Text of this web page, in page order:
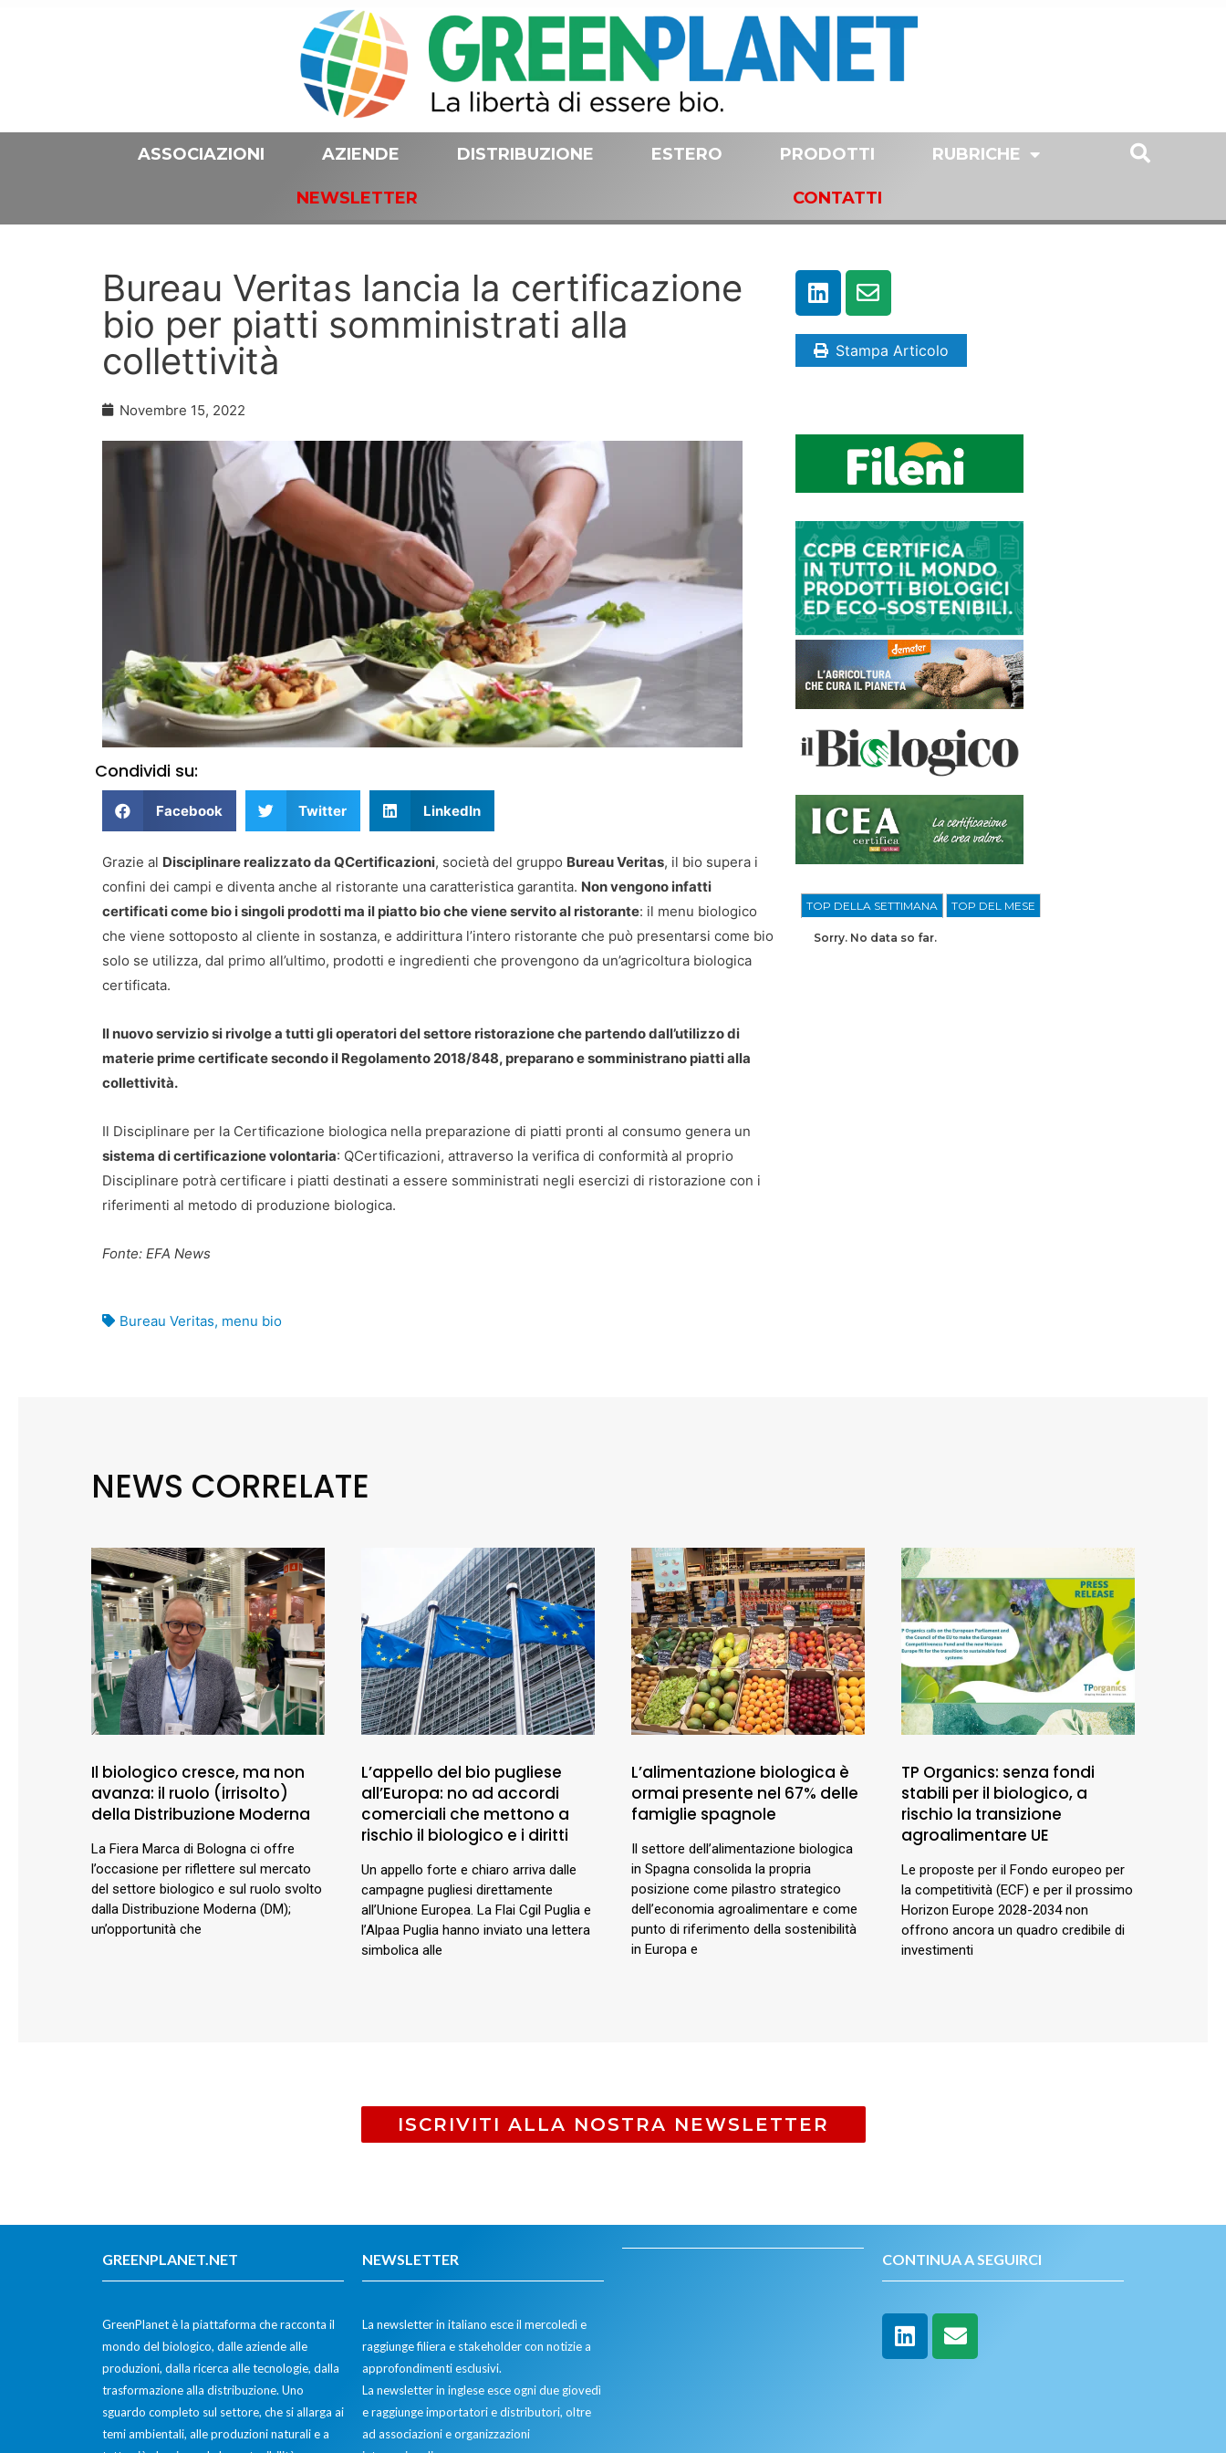
ASSOCIAZIONI AZIENDE DISTRIBUZIONE ESTERO PRODOTTI RUBRICHE
NEWSLETTER CONTATTI
Bureau Veritas lancia la certificazione
bio per piatti somministrati alla
collettività
Novembre 15, 2022
Condividi su:
Facebook Twitter LinkedIn
Grazie al Disciplinare realizzato da QCertificazioni, società del gruppo Bureau Veritas, il bio supera i
confini dei campi e diventa anche al ristorante una caratteristica garantita. Non vengono infatti
certificati come bio i singoli prodotti ma il piatto bio che viene servito al ristorante: il menu biologico
che viene sottoposto al cliente in sostanza, e addirittura l’intero ristorante che può presentarsi come bio
solo se utilizza, dal primo all’ultimo, prodotti e ingredienti che provengono da un’agricoltura biologica
certificata.
Il nuovo servizio si rivolge a tutti gli operatori del settore ristorazione che partendo dall’utilizzo di
materie prime certificate secondo il Regolamento 2018/848, preparano e somministrano piatti alla
collettività.
Il Disciplinare per la Certificazione biologica nella preparazione di piatti pronti al consumo genera un
sistema di certificazione volontaria: QCertificazioni, attraverso la verifica di conformità al proprio
Disciplinare potrà certificare i piatti destinati a essere somministrati negli esercizi di ristorazione con i
riferimenti al metodo di produzione biologica.
Fonte: EFA News
Bureau Veritas, menu bio
Stampa Articolo
TOP DELLA SETTIMANA TOP DEL MESE
Sorry. No data so far.
NEWS CORRELATE
Il biologico cresce, ma non
avanza: il ruolo (irrisolto)
della Distribuzione Moderna
La Fiera Marca di Bologna ci offre
l’occasione per riflettere sul mercato
del settore biologico e sul ruolo svolto
dalla Distribuzione Moderna (DM);
un’opportunità che
L’appello del bio pugliese
all’Europa: no ad accordi
comerciali che mettono a
rischio il biologico e i diritti
Un appello forte e chiaro arriva dalle
campagne pugliesi direttamente
all’Unione Europea. La Flai Cgil Puglia e
l’Alpaa Puglia hanno inviato una lettera
simbolica alle
L’alimentazione biologica è
ormai presente nel 67% delle
famiglie spagnole
Il settore dell’alimentazione biologica
in Spagna consolida la propria
posizione come pilastro strategico
dell’economia agroalimentare e come
punto di riferimento della sostenibilità
in Europa e
TP Organics: senza fondi
stabili per il biologico, a
rischio la transizione
agroalimentare UE
Le proposte per il Fondo europeo per
la competitività (ECF) e per il prossimo
Horizon Europe 2028-2034 non
offrono ancora un quadro credibile di
investimenti
ISCRIVITI ALLA NOSTRA NEWSLETTER
GREENPLANET.NET
GreenPlanet è la piattaforma che racconta il
mondo del biologico, dalle aziende alle
produzioni, dalla ricerca alle tecnologie, dalla
trasformazione alla distribuzione. Uno
sguardo completo sul settore, che si allarga ai
temi ambientali, alle produzioni naturali e a
NEWSLETTER
La newsletter in italiano esce il mercoledì e
raggiunge filiera e stakeholder con notizie a
approfondimenti esclusivi.
La newsletter in inglese esce ogni due giovedì
e raggiunge importatori e distributori, oltre
ad associazioni e organizzazioni
CONTINUA A SEGUIRCI